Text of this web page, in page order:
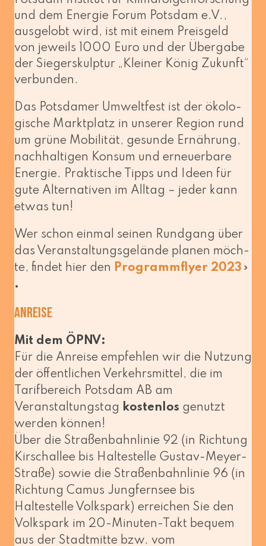
und dem Energie Forum Potsdam e.V.,
aus­ge­lobt wird, ist mit einem Preisgeld
von jeweils 1000 Euro und der Übergabe
der Siegerskulptur „Kleiner König Zukunft“
verbunden.
Das Potsdamer Umweltfest ist der öko­lo­
gi­sche Marktplatz in unse­rer Region rund
um grü­ne Mobilität, gesun­de Ernährung,
nach­hal­ti­gen Konsum und erneu­er­ba­re
Energie. Praktische Tipps und Ideen für
gute Alternativen im Alltag – jeder kann
etwas tun!
Wer schon ein­mal sei­nen Rundgang über
das Veranstaltungsgelände pla­nen möch­
te, fin­det hier den Programmflyer 2023
.
Anreise
Mit dem ÖPNV:
Für die Anreise emp­feh­len wir die Nutzung
der öffent­li­chen Verkehrsmittel, die im
Tarifbereich Potsdam AB am
Veranstaltungstag kos­ten­los genutzt
wer­den können!
Über die Straßenbahnlinie 92 (in Richtung
Kirschallee bis Haltestelle Gustav-Meyer-
Straße) sowie die Straßenbahnlinie 96 (in
Richtung Camus Jungfernsee bis
Haltestelle Volkspark) errei­chen Sie den
Volkspark im 20-Minuten-Takt bequem
aus der Stadtmitte bzw. vom